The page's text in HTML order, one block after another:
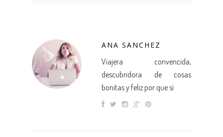
ANA SANCHEZ
Viajera convencida,
descubridora de cosas
bonitas y feliz por que sí